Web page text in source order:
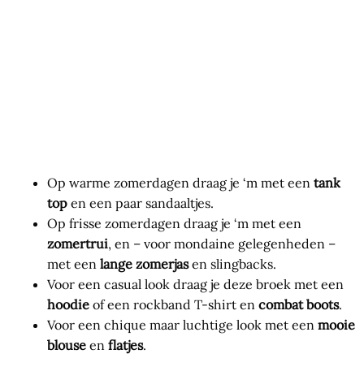
Op warme zomerdagen draag je ‘m met een tank
top en een paar sandaaltjes.
Op frisse zomerdagen draag je ‘m met een
zomertrui, en – voor mondaine gelegenheden –
met een lange zomerjasen slingbacks.
Voor een casual look draag je deze broek met een
hoodie of een rockband T-shirt en combat boots.
Voor een chique maar luchtige look met een mooie
blouse en flatjes.